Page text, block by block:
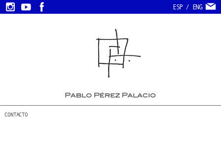
ESP/ ENG
CONTACTO